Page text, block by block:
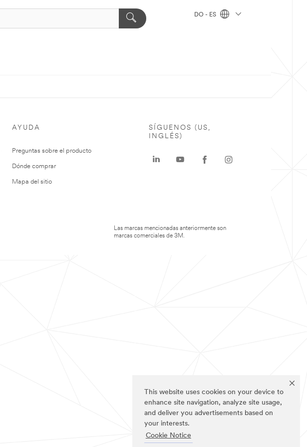
This website uses cookies on your device to
enhance site navigation, analyze site usage,
and deliver you advertisements based on
your interests.
Cookie Notice
DO - ES
AYUDA
Preguntas sobre el producto
Dónde comprar
Mapa del sitio
SÍGUENOS (US,
INGLÉS)
Las marcas mencionadas anteriormente son
marcas comerciales de 3M.